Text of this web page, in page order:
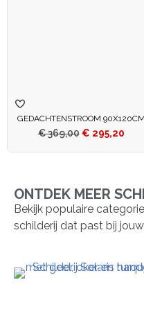
GEDACHTENSTROOM 90X120CM
€369,00 € 295,20
ONTDEK MEER
Bekijk populaire
schilderij dat past bij